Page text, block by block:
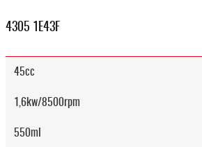
4305 1E43F
45cc
1,6kw/8500rpm
550ml